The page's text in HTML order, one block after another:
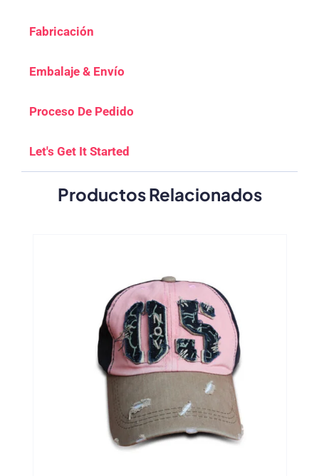
Fabricación
Embalaje & Envío
Proceso De Pedido
Let's Get It Started
Productos Relacionados